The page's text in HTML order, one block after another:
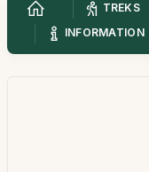
TREKS
INFORMATION